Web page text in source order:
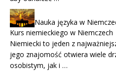
Nauka języka w
Kurs niemieckiego w Niemczech
Niemiecki to jeden z
jego znajomość otwiera wiele
osobistym, jak i …